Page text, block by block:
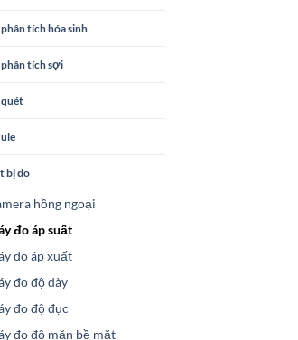
tích hóa sinh
tích sợi
bị đo
hồng ngoại
đo áp suất
đo áp xuất
đo độ dày
đo độ đục
đo độ mặn bề mặt